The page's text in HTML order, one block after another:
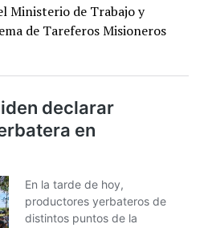
Ministerio de Trabajo y
de Tareferos Misioneros